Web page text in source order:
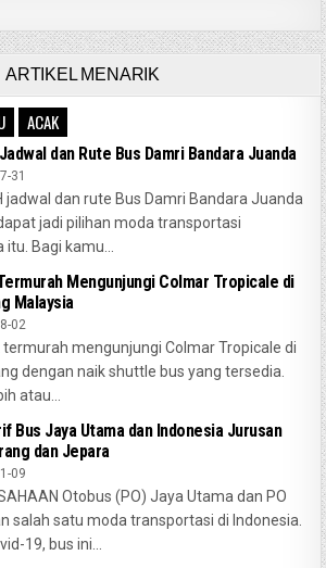
ARTIKEL MENARIK
ACAK
dan Rute Bus Damri Bandara Juanda
31
jadwal dan rute Bus Damri Bandara Juanda
jadi pilihan moda transportasi
itu. Bagi kamu...
Mengunjungi Colmar Tropicale di
Malaysia
02
termurah mengunjungi Colmar Tropicale di
dengan naik shuttle bus yang tersedia.
atau...
Bus Jaya Utama dan Indonesia Jurusan
dan Jepara
09
Otobus (PO) Jaya Utama dan PO
salah satu moda transportasi di Indonesia.
19, bus ini...